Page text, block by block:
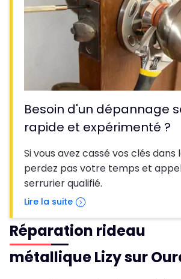
Besoin d'un dépannage
rapide et expérimenté ?
Si vous avez cassé vos clés dans
perdez pas votre temps et
serrurier qualifié.
Lire la suite
Réparation rideau
métallique Lizy sur